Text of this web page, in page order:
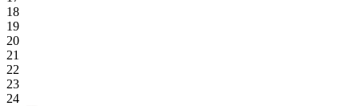
18
19
20
21
22
23
24